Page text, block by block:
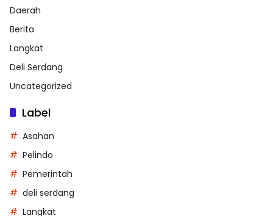
Daerah
Berita
Langkat
Deli Serdang
Uncategorized
Label
Asahan
Pelindo
Pemerintah
deli serdang
Langkat